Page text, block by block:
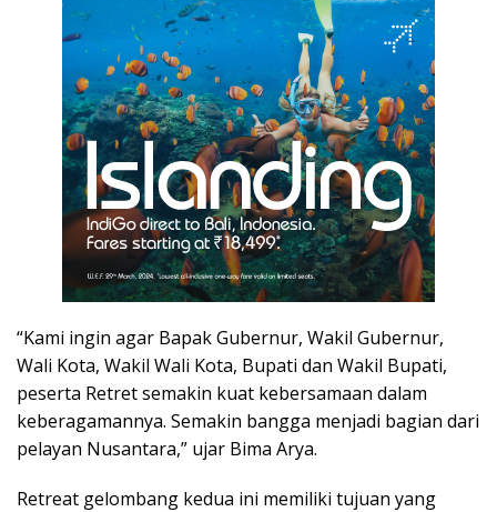
“Kami ingin agar Bapak Gubernur, Wakil Gubernur,
Wali Kota, Wakil Wali Kota, Bupati dan Wakil Bupati,
peserta Retret semakin kuat kebersamaan dalam
keberagamannya. Semakin bangga menjadi bagian dari
pelayan Nusantara,” ujar Bima Arya.
Retreat gelombang kedua ini memiliki tujuan yang